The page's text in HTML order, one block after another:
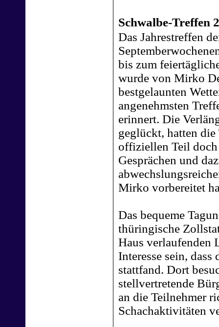
Schwalbe-Treffen
Das Jahrestreffen
bis zum
wurde von Mirko
bestgelaunten
angenehmsten
erinnert. Die
geglückt, hatten die
offiziellen Teil
Gesprächen und
Mirko vorbereitet
Das bequeme
thüringische
Haus verlaufenden
Interesse sein,
stattfand. Dort
stellvertretende
an die Teilnehmer
Schachaktivitäten